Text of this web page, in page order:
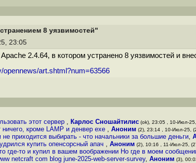
8 уязвимостей"
23:05
2.4.64, в котором устранено 8 уязвимостей и
opennews/art.shtml?num=63566
этот сервер , Карлос Сношайтилис (ok), 23:05 , 10-Июл-
кроме LAMP и денвер exe , Аноним (2), 23:14 , 10-Июл-25,
не приходится выбирать - что начальники за большие деньги,
купить опенсорсный апач , Аноним (2), 10:16 , 11-Июл-25,
где-то и купил в вашем воображении Но где в моем
netcraft com blog june-2025-web-server-survey, Аноним (3),